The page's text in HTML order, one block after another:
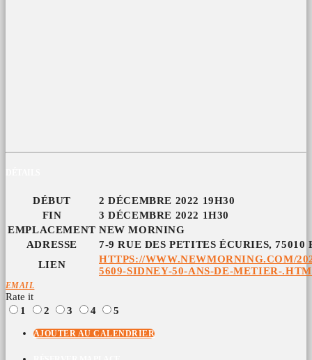
DÉBUT
2 DÉCEMBRE 2022 19H30
FIN
3 DÉCEMBRE 2022 1H30
EMPLACEMENT NEW MORNING
ADRESSE
7-9 RUE DES PETITES ÉCURIES, 75010
LIEN
HTTPS://WWW.NEWMORNING.COM/
5609-SIDNEY-50-ANS-DE-METIER-
EMAIL
Rate it
1
2 3 4 5
AJOUTER AU CALENDRIER